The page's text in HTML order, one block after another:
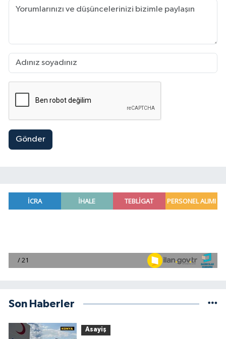
Gönder
Son Haberler
Asayiş